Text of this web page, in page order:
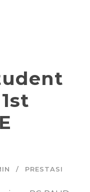
PRESTASI